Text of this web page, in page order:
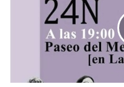
de Clavijo han
cotidiana para reflejar la
los jóvenes.
Sociales, Familia,